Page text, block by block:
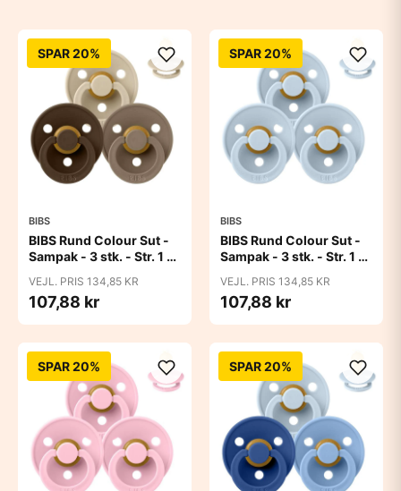
SPAR 20%
BIBS
BIBS Rund Colour Sut -
Sampak - 3 stk. - Str. 1 -
VEJL. PRIS 134,85 KR
107,88 kr
SPAR 20%
BIBS
BIBS Rund Colour Sut -
Sampak - 3 stk. - Str. 1 -
VEJL. PRIS 134,85 KR
107,88 kr
SPAR 20% SPAR 20%